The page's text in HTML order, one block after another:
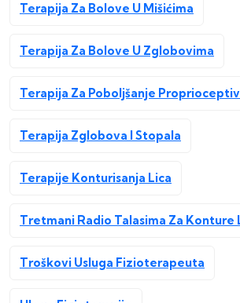
Terapija Za Bolove U Mišićima
Terapija Za Bolove U Zglobovima
Terapija Za Poboljšanje
Terapija Zglobova I Stopala
Terapije Konturisanja Lica
Tretmani Radio Talasima Za Konture
Troškovi Usluga Fizioterapeuta